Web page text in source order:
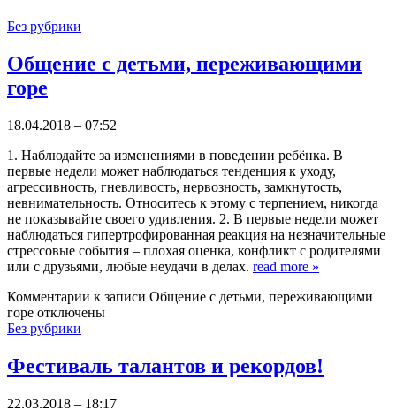
Без рубрики
Общение с детьми, переживающими
горе
18.04.2018 – 07:52
1. Наблюдайте за изменениями в поведении ребёнка. В
первые недели может наблюдаться тенденция к уходу,
агрессивность, гневливость, нервозность, замкнутость,
невнимательность. Относитесь к этому с терпением, никогда
не показывайте своего удивления. 2. В первые недели может
наблюдаться гипертрофированная реакция на незначительные
стрессовые события – плохая оценка, конфликт с родителями
или с друзьями, любые неудачи в делах. read more »
Комментарии к записи Общение с детьми, переживающими
горе отключены
Без рубрики
Фестиваль талантов и рекордов!
22.03.2018 – 18:17